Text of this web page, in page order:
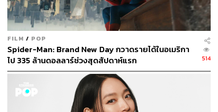
ขณะเดียวกัน พาร์ตโรแมนติกของสองคู่รักอย่าง Lily และ
Gede ที่แม้ภาพยนตร์จะดำเนินเรื่องในส่วนของทั้งคู่ค่อนข้าง
เร็ว แต่สองนักแสดงนำอย่าง Kaitlyn Dever และ Maxime
Bouttier ก็สามารถถ่ายทอดความรักความผูกพันของทั้งคู่
ออกมาได้อย่างโดดเด่น และทำให้เราเชื่อว่าทั้งคู่ต่างก็
ตกหลุมรักกันตั้งแต่แรกพบได้อย่างสนิทใจ
FILM / POP
Spider-Man: Brand New Day กวาดรายได้ในอเมริกา
ไป 335 ล้านดอลลาร์ช่วงสุดสัปดาห์แรก
514